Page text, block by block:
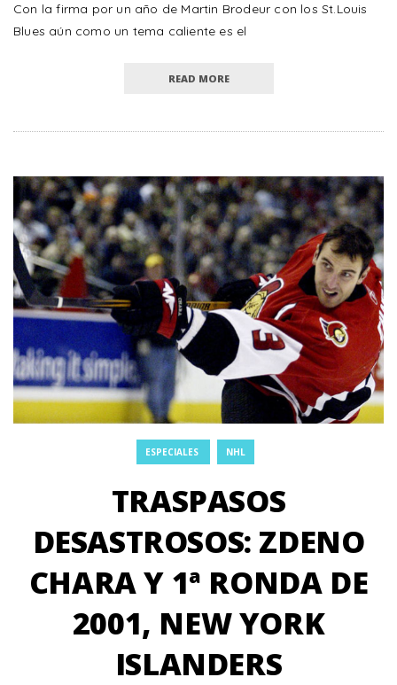
Con la firma por un año de Martin Brodeur con los St.Louis
Blues aún como un tema caliente es el
READ MORE
ESPECIALES NHL
TRASPASOS
DESASTROSOS: ZDENO
CHARA Y 1ª RONDA DE
2001, NEW YORK
ISLANDERS